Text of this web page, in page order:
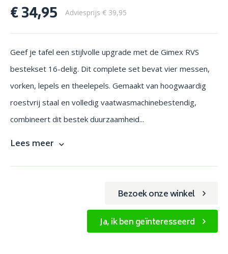
€ 34,95 Adviesprijs € 39,95
Geef je tafel een stijlvolle upgrade met de Gimex RVS
bestekset 16-delig. Dit complete set bevat vier messen,
vorken, lepels en theelepels. Gemaakt van hoogwaardig
roestvrij staal en volledig vaatwasmachinebestendig,
combineert dit bestek duurzaamheid...
Lees meer
Bezoek onze winkel
Ja, ik ben geïnteresseerd